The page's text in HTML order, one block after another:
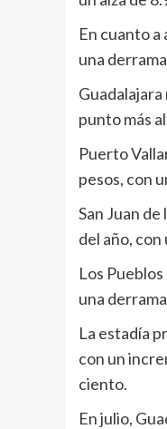
En cuanto
una
punto más
Puerto
pesos, con
San Juan
del año,
Los
una
La estadía
con un
ciento.
En julio,